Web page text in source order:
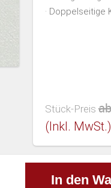
· Doppelseitige
Stück-Preis
(inkl. MwSt.)
In den